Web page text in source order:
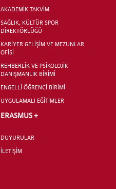
AKADEMİK TAKVİM
SAĞLIK, KÜLTÜR SPOR
DİREKTÖRLÜĞÜ
KARİYER GELİŞİM VE MEZUNLAR
OFİSİ
REHBERLİK VE PSİKOLOJİK
DANIŞMANLIK BİRİMİ
ENGELLİ ÖĞRENCİ BİRİMİ
UYGULAMALI EĞİTİMLER
ERASMUS +
DUYURULAR
İLETİŞİM